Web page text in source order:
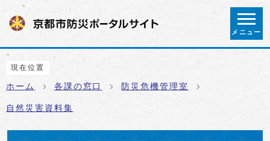
ページの先頭です
メニュー
ここから本文です
現在位置
ホーム 各課の窓口 防災危機管理室
自然災害資料集